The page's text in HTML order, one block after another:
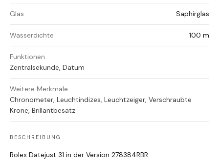
Glas Saphirglas
Wasserdichte 100 m
Funktionen
Zentralsekunde, Datum
Weitere Merkmale
Chronometer, Leuchtindizes, Leuchtzeiger, Verschraubte
Krone, Brillantbesatz
BESCHREIBUNG
Rolex Datejust 31 in der Version 278384RBR